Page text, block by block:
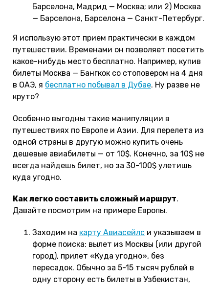
Барселона, Мадрид — Москва; или 2) Москва
— Барселона, Барселона — Санкт-Петербург.
Я использую этот прием практически в каждом
путешествии. Временами он позволяет посетить
какое-нибудь место бесплатно. Например, купив
билеты Москва — Бангкок со стоповером на 4 дня
в ОАЭ, я бесплатно побывал в Дубае. Ну разве не
круто?
Особенно выгодны такие манипуляции в
путешествиях по Европе и Азии. Для перелета из
одной страны в другую можно купить очень
дешевые авиабилеты — от 10$. Конечно, за 10$ не
всегда найдешь билет, но за 30-100$ улетишь
куда угодно.
Как легко составить сложный маршрут.
Давайте посмотрим на примере Европы.
Заходим на карту Авиасейлс и указываем в
форме поиска: вылет из Москвы (или другой
город), прилет «Куда угодно», без
пересадок. Обычно за 5-15 тысяч рублей в
одну сторону есть билеты в Узбекистан,